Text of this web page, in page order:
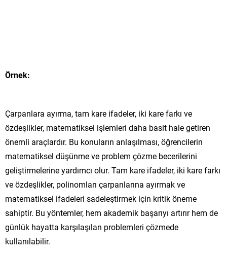
Örnek:
Çarpanlara ayırma, tam kare ifadeler, iki kare farkı ve
özdeşlikler, matematiksel işlemleri daha basit hale getiren
önemli araçlardır. Bu konuların anlaşılması, öğrencilerin
matematiksel düşünme ve problem çözme becerilerini
geliştirmelerine yardımcı olur. Tam kare ifadeler, iki kare farkı
ve özdeşlikler, polinomları çarpanlarına ayırmak ve
matematiksel ifadeleri sadeleştirmek için kritik öneme
sahiptir. Bu yöntemler, hem akademik başarıyı artırır hem de
günlük hayatta karşılaşılan problemleri çözmede
kullanılabilir.